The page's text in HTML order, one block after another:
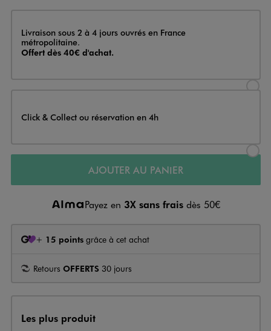
Livraison
Livraison sous 2 à 4 jours ouvrés en France
métropolitaine.
Offert dès 40€ d'achat.
Click & Collect ou réservation en 4h
AJOUTER AU PANIER
Payez en 3X sans frais dès 50€
+ 15 points grâce à cet achat
Retours OFFERTS 30 jours
Les plus produit